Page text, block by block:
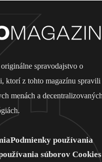
spravodajstvo o
ktorí z tohto magazínu spravili
menách a
Podmienky používania
súborov Cookies